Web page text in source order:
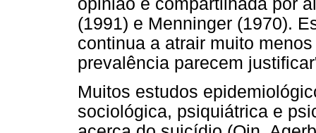
opinião é compartilhada por
(1991) e Menninger (1970).
continua a atrair muito
prevalência parecem
Muitos estudos
sociológica, psiquiátrica e